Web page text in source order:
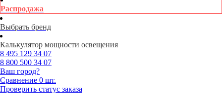
Распродажа
Выбрать бренд
Калькулятор мощности освещения
8 495 129 34 07
8 800 500 34 07
Ваш город?
Сравнение 0 шт.
Проверить статус заказа